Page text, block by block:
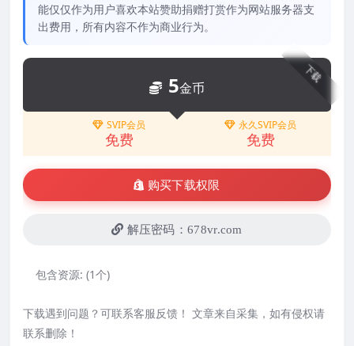
能仅仅作为用户喜欢本站赞助捐赠打赏作为网站服务器支
出费用，所有内容不作为商业行为。
下载
5金币
SVIP会员
免费
永久SVIP会员
免费
购买下载权限
解压密码：678vr.com
包含资源: (1个)
下载遇到问题？可联系客服反馈！ 文章来自采集，如有侵权请
联系删除！